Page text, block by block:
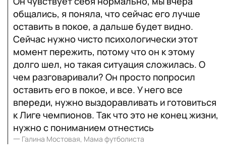
общались, я поняла, что сейчас его лучше
оставить в покое, а дальше будет видно.
Сейчас нужно чисто психологически этот
момент пережить, потому что он к этому
долго шел, но такая ситуация сложилась. О
чем разговаривали? Он просто попросил
оставить его в покое, и все. У него все
впереди, нужно выздоравливать и готовиться
к Лиге чемпионов. Так что это не конец жизни,
нужно с пониманием отнестись
一 Галина Мостовая, Мама футболиста